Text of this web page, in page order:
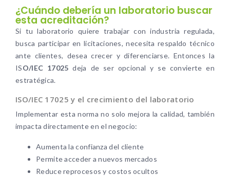
¿Cuándo debería un laboratorio buscar
esta acreditación?
Si tu laboratorio quiere trabajar con industria regulada,
busca participar en licitaciones, necesita respaldo técnico
ante clientes, desea crecer y diferenciarse. Entonces la
ISO/IEC 17025 deja de ser opcional y se convierte en
estratégica.
ISO/IEC 17025 y el crecimiento del laboratorio
Implementar esta norma no solo mejora la calidad, también
impacta directamente en el negocio:
Aumenta la confianza del cliente
Permite acceder a nuevos mercados
Reduce reprocesos y costos ocultos